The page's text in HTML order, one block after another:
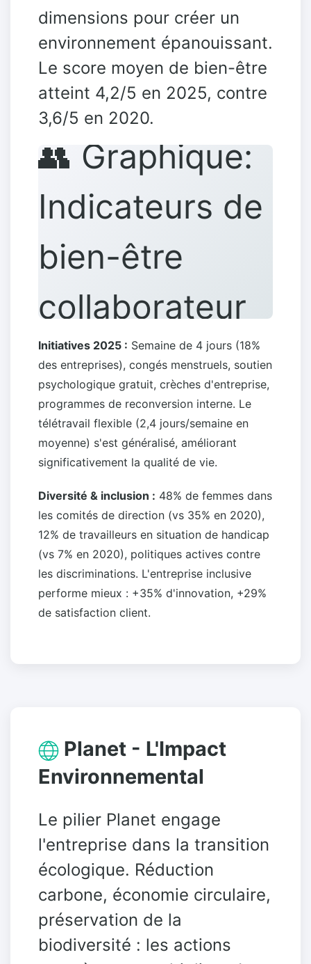
dimensions pour créer un
environnement épanouissant.
Le score moyen de bien-être
atteint 4,2/5 en 2025, contre
3,6/5 en 2020.
👥 Graphique:
Indicateurs de
bien-être
collaborateur
Initiatives 2025 : Semaine de 4 jours (18%
des entreprises), congés menstruels, soutien
psychologique gratuit, crèches d'entreprise,
programmes de reconversion interne. Le
télétravail flexible (2,4 jours/semaine en
moyenne) s'est généralisé, améliorant
significativement la qualité de vie.
Diversité & inclusion : 48% de femmes dans
les comités de direction (vs 35% en 2020),
12% de travailleurs en situation de handicap
(vs 7% en 2020), politiques actives contre
les discriminations. L'entreprise inclusive
performe mieux : +35% d'innovation, +29%
de satisfaction client.
Planet - L'Impact
Environnemental
Le pilier Planet engage
l'entreprise dans la transition
écologique. Réduction
carbone, économie circulaire,
préservation de la
biodiversité : les actions